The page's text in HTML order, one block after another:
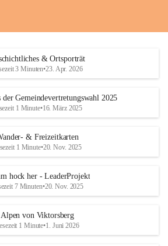
& Ortsporträt
3 Minuten•23. Apr. 2026
der Gemeindevertretungswahl 2025
1 Minute•16. März 2025
& Freizeitkarten
1 Minute•20. Nov. 2025
hock her - LeaderProjekt
7 Minuten•20. Nov. 2025
Alpen von Viktorsberg
1 Minute•1. Juni 2026